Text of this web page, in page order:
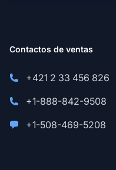
Contactos de ventas
+421 2 33 456 826
+1-888-842-9508
+1-508-469-5208